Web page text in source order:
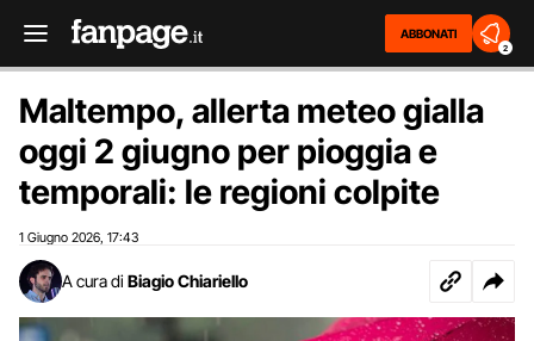
ABBONATI
2
Maltempo, allerta meteo gialla
oggi 2 giugno per pioggia e
temporali: le regioni colpite
1 Giugno 2026 17:43
A cura di Biagio Chiariello